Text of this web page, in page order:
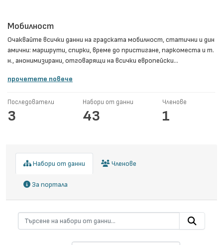
Мобилност
Очаквайте всички данни на градската мобилност, статични и дин
амични: маршрути, спирки, време до пристигане, паркоместа и т.
н., анонимизирани, отговарящи на всички европейски...
прочетете повече
Последователи
3
Набори от данни
43
Членове
1
Набори от данни Членове
За портала